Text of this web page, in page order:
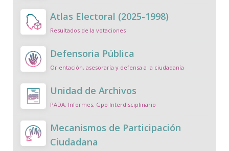
Atlas Electoral (2025-1998)
Resultados de la votaciones
Defensoria Pública
Orientación, asesoraría y defensa a la ciudadanía
Unidad de Archivos
PADA, Informes, Gpo Interdisciplinario
Mecanismos de Participación
Ciudadana